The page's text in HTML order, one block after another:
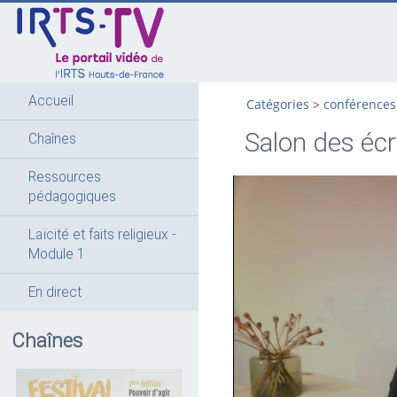
Accueil
Chaînes
Ressources
pédagogiques
Laïcité et faits religieux -
Module 1
En direct
Chaînes
Catégories conférences
Salon des